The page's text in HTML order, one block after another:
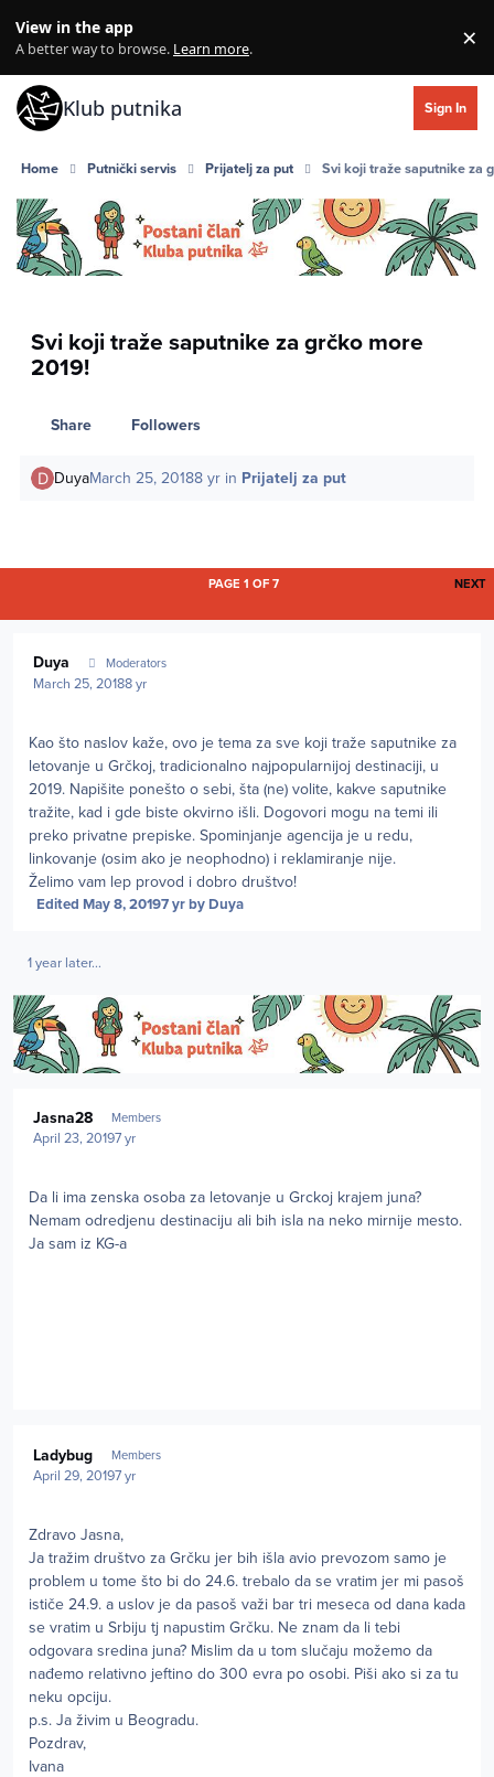
View in the app
A better way to browse. Learn more. ×
Klub putnika Sign In
Home Putnički servis Prijatelj za put Svi koji traže saputnike za
Svi koji traže saputnike za grčko more
2019!
Share Followers
DuyaMarch 25, 20188 yr in Prijatelj za put
NEXT
PAGE 1 OF 7
Duya Moderators
March 25, 20188 yr
Kao što naslov kaže, ovo je tema za sve koji traže saputnike za
letovanje u Grčkoj, tradicionalno najpopularnijoj destinaciji, u
2019. Napišite ponešto o sebi, šta (ne) volite, kakve saputnike
tražite, kad i gde biste okvirno išli. Dogovori mogu na temi ili
preko privatne prepiske. Spominjanje agencija je u redu,
linkovanje (osim ako je neophodno) i reklamiranje nije.
Želimo vam lep provod i dobro društvo!
Edited May 8, 20197 yrby Duya
1 year later...
Jasna28 Members
April 23, 20197 yr
Da li ima zenska osoba za letovanje u Grckoj krajem juna?
Nemam odredjenu destinaciju ali bih isla na neko mirnije mesto.
Ja sam iz KG-a
Ladybug Members
April 29, 20197 yr
Zdravo Jasna,
Ja tražim društvo za Grčku jer bih išla avio prevozom samo je
problem u tome što bi do 24.6. trebalo da se vratim jer mi pasoš
ističe 24.9. a uslov je da pasoš važi bar tri meseca od dana kada
se vratim u Srbiju tj napustim Grčku. Ne znam da li tebi
odgovara sredina juna? Mislim da u tom slučaju možemo da
nađemo relativno jeftino do 300 evra po osobi. Piši ako si za tu
neku opciju.
p.s. Ja živim u Beogradu.
Pozdrav,
Ivana